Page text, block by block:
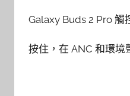
Galaxy Buds 2 Pro 觸
按住，在 ANC 和環境